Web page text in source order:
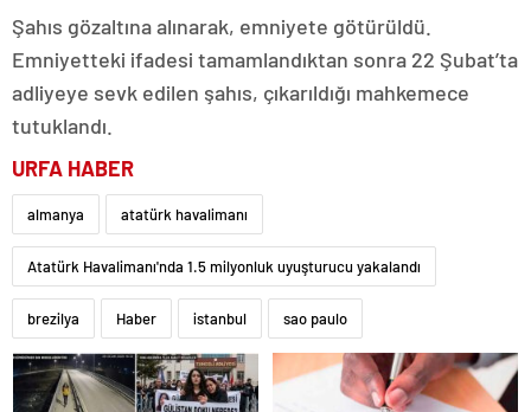
Şahıs gözaltına alınarak, emniyete götürüldü.
Emniyetteki ifadesi tamamlandıktan sonra 22 Şubat’ta
adliyeye sevk edilen şahıs, çıkarıldığı mahkemece
tutuklandı.
URFA HABER
almanya atatürk havalimanı
Atatürk Havalimanı'nda 1.5 milyonluk uyuşturucu yakalandı
brezilya Haber istanbul sao paulo